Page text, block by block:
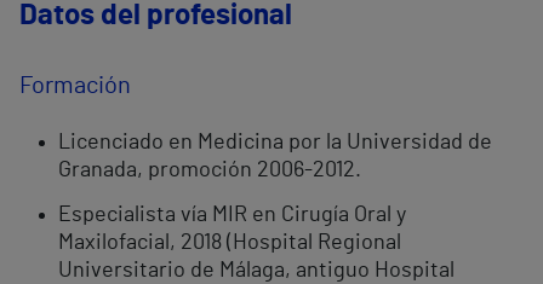
Datos del profesional
Formación
Licenciado en Medicina por la Universidad de
Granada, promoción 2006-2012.
Especialista vía MIR en Cirugía Oral y
Maxilofacial, 2018 (Hospital Regional
Universitario de Málaga, antiguo Hospital